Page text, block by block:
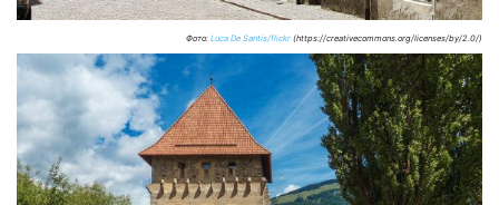
Фото: Luca De Santis/flickr (https://creativecommons.org/licenses/by/2.0/)